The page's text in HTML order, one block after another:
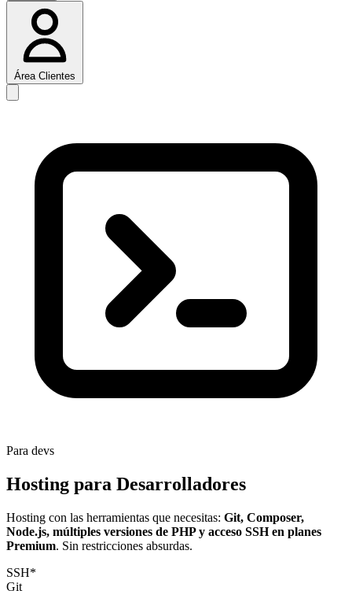
Área Clientes
Para devs
Hosting para Desarrolladores
Hosting con las herramientas que necesitas: Git, Composer,
Node.js, múltiples versiones de PHP y acceso SSH en planes
Premium. Sin restricciones absurdas.
SSH*
Git